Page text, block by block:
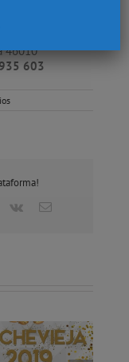
Cotillón,
46010
603
Pinterest
Vk
Correo